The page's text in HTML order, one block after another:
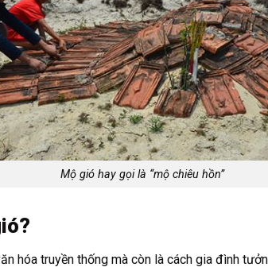
Mộ gió hay gọi là “mộ chiêu hồn”
hóa truyền thống mà còn là cách gia đình